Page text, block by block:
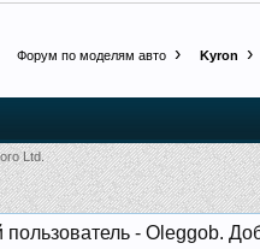
Форум по моделям авто Kyron
Ltd.
- Oleggob.